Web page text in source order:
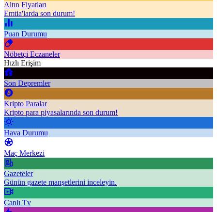
Altın Fiyatları
Emtia'larda son durum!
Puan Durumu
Nöbetçi Eczaneler
Hızlı Erişim
Son Depremler
Kripto Paralar
Kripto para piyasalarında son durum!
Hava Durumu
Maç Merkezi
Gazeteler
Günün gazete manşetlerini inceleyin.
Canlı Tv